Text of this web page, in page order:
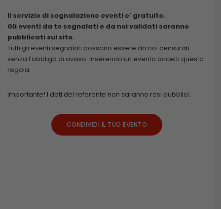
Il servizio di segnalazione eventi e' gratuito.
Gli eventi da te segnalati e da noi validati saranno
pubblicati sul sito.
Tutti gli eventi segnalati possono essere da noi censurati
senza l'obbligo di avviso. Inserendo un evento accetti questa
regola.
Importante! I dati del referente non saranno resi pubblici.
CONDIVIDI IL TUO EVENTO